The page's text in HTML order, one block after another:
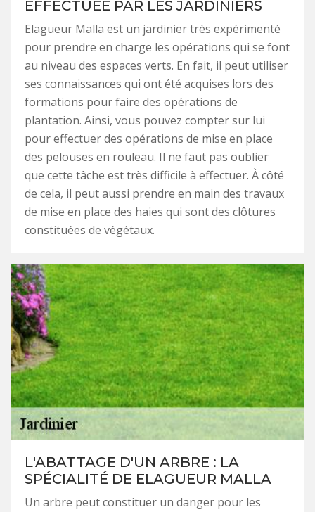
EFFECTUÉE PAR LES JARDINIERS
Elagueur Malla est un jardinier très expérimenté
pour prendre en charge les opérations qui se font
au niveau des espaces verts. En fait, il peut utiliser
ses connaissances qui ont été acquises lors des
formations pour faire des opérations de
plantation. Ainsi, vous pouvez compter sur lui
pour effectuer des opérations de mise en place
des pelouses en rouleau. Il ne faut pas oublier
que cette tâche est très difficile à effectuer. À côté
de cela, il peut aussi prendre en main des travaux
de mise en place des haies qui sont des clôtures
constituées de végétaux.
L'ABATTAGE D'UN ARBRE : LA
SPÉCIALITÉ DE ELAGUEUR MALLA
Un arbre peut constituer un danger pour les